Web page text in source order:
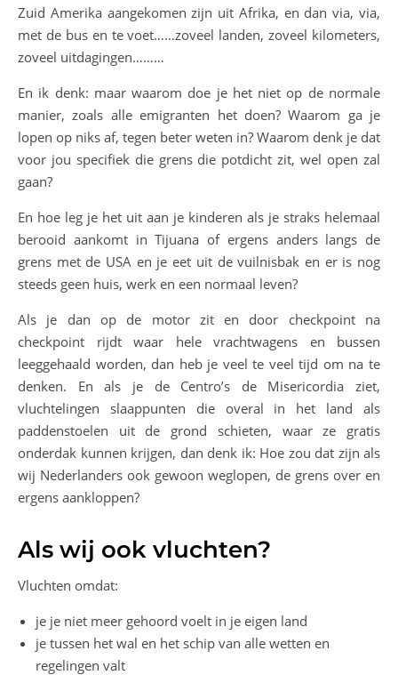
Zuid Amerika aangekomen zijn uit Afrika, en dan via, via,
met de bus en te voet……zoveel landen, zoveel kilometers,
zoveel uitdagingen………
En ik denk: maar waarom doe je het niet op de normale
manier, zoals alle emigranten het doen? Waarom ga je
lopen op niks af, tegen beter weten in? Waarom denk je dat
voor jou specifiek die grens die potdicht zit, wel open zal
gaan?
En hoe leg je het uit aan je kinderen als je straks helemaal
berooid aankomt in Tijuana of ergens anders langs de
grens met de USA en je eet uit de vuilnisbak en er is nog
steeds geen huis, werk en een normaal leven?
Als je dan op de motor zit en door checkpoint na
checkpoint rijdt waar hele vrachtwagens en bussen
leeggehaald worden, dan heb je veel te veel tijd om na te
denken. En als je de Centro’s de Misericordia ziet,
vluchtelingen slaappunten die overal in het land als
paddenstoelen uit de grond schieten, waar ze gratis
onderdak kunnen krijgen, dan denk ik: Hoe zou dat zijn als
wij Nederlanders ook gewoon weglopen, de grens over en
ergens aankloppen?
Als wij ook vluchten?
Vluchten omdat:
je je niet meer gehoord voelt in je eigen land
je tussen het wal en het schip van alle wetten en
regelingen valt